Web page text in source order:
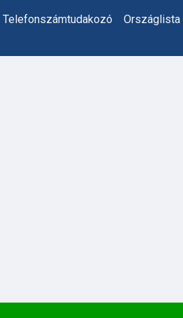
Telefonszámtudakozó Országlista